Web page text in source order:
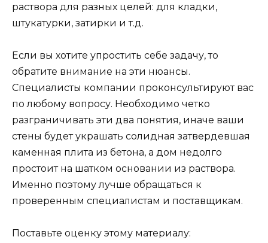
раствора для разных целей: для кладки,
штукатурки, затирки и т.д.
Если вы хотите упростить себе задачу, то
обратите внимание на эти нюансы.
Специалисты компании проконсультируют вас
по любому вопросу. Необходимо четко
разграничивать эти два понятия, иначе ваши
стены будет украшать солидная затвердевшая
каменная плита из бетона, а дом недолго
простоит на шатком основании из раствора.
Именно поэтому лучше обращаться к
проверенным специалистам и поставщикам.
Поставьте оценку этому материалу: